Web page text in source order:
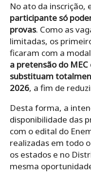
No ato da inscrição,
participante só
provas. Como as
limitadas, os
ficaram com a
a pretensão do
substituam
2026, a fim de
Desta forma, a
disponibilidade das
com o edital do
realizadas em todo
os estados e no
mesma